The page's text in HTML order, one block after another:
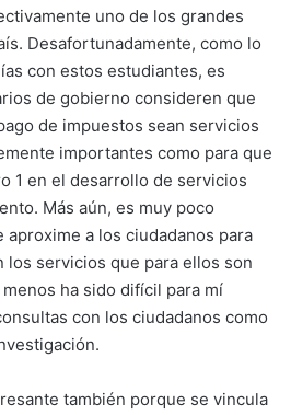
uno de los grandes
Desafortunadamente, como lo
con estos estudiantes, es
de gobierno consideren que
de impuestos sean servicios
importantes como para que
1 en el desarrollo de servicios
Más aún, es muy poco
a los ciudadanos para
los servicios que para ellos son
ha sido difícil para mí
con los ciudadanos como
también porque se vincula